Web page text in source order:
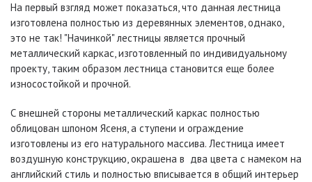
На первый взгляд может показаться, что данная лестница
изготовлена полностью из деревянных элементов, однако,
это не так! "Начинкой" лестницы является прочный
металлический каркас, изготовленный по индивидуальному
проекту, таким образом лестница становится еще более
износостойкой и прочной.
С внешней стороны металлический каркас полностью
облицован шпоном Ясеня, а ступени и ограждение
изготовлены из его натурального массива. Лестница имеет
воздушную конструкцию, окрашена в два цвета с намеком на
английский стиль и полностью вписывается в общий интерьер